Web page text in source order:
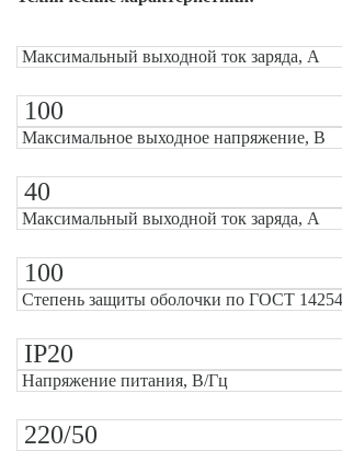
Максимальный выходной ток заряда, А
100
Максимальное выходное напряжение, В
40
Максимальный выходной ток заряда, А
100
Степень защиты оболочки по ГОСТ
IP20
Напряжение питания, В/Гц
220/50